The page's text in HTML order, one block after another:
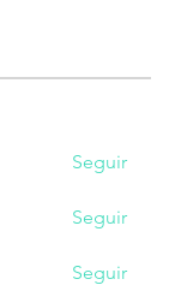
Seguir
Seguir
Seguir